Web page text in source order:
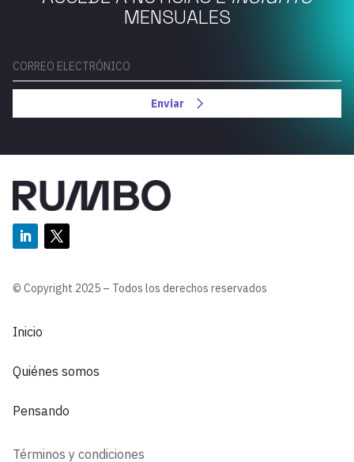
MENSUALES
Enviar
© Copyright 2025 – Todos los derechos reservados
Inicio
Quiénes somos
Pensando
Términos y condiciones